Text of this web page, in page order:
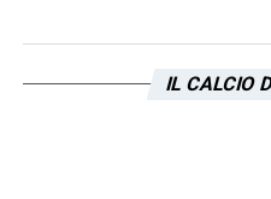
da tempo nel
IL CALCIO